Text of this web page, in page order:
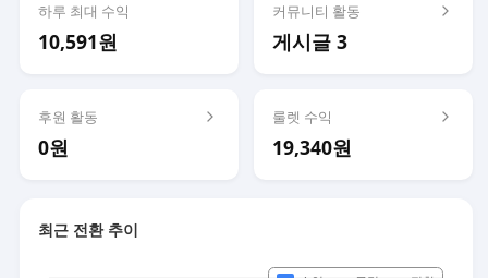
하루 최대 수익
10,591원
커뮤니티 활동
게시글 3
후원 활동
0원
룰렛 수익
19,340원
최근 전환 추이